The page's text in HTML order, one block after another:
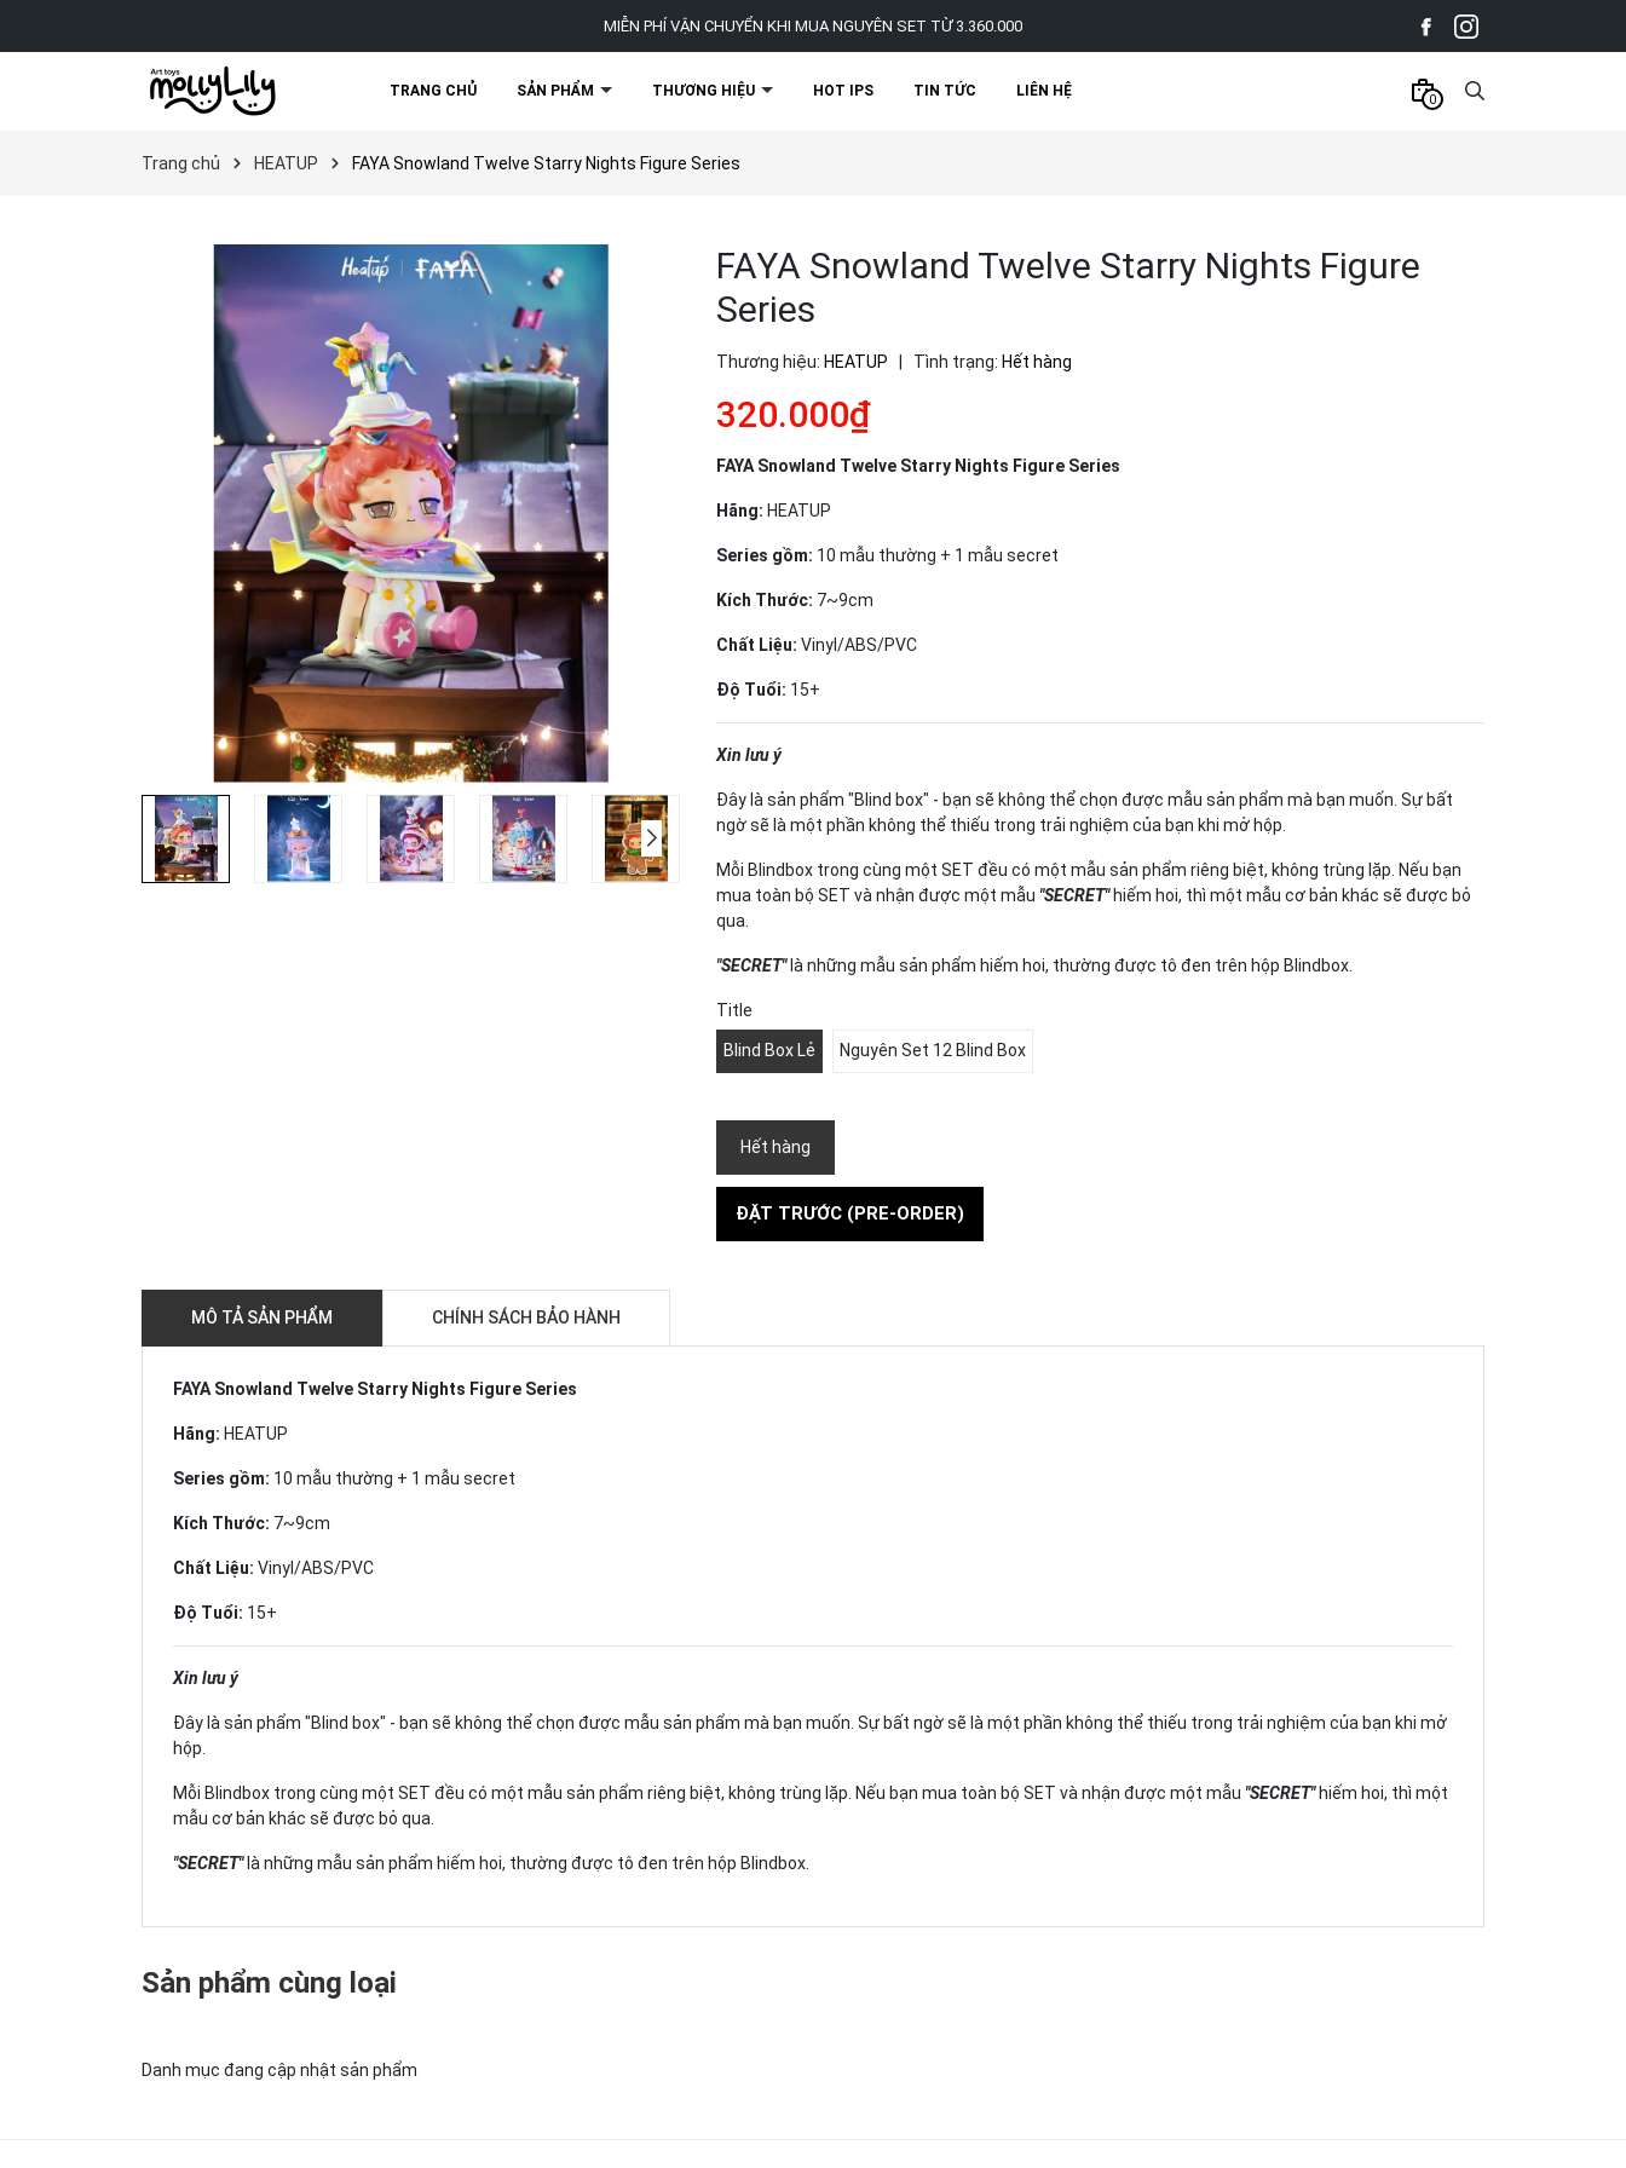
MIỄN PHÍ VẬN CHUYỂN KHI MUA NGUYÊN SET TỪ 3.360.000
TRANG CHỦ SẢN PHẨM THƯƠNG HIỆU HOT IPS TIN TỨC LIÊN HỆ
0
Trang chủ HEATUP FAYA Snowland Twelve Starry Nights Figure Series
FAYA Snowland Twelve Starry Nights Figure
Series
Thương hiệu: HEATUP | Tình trạng: Hết hàng
320.000₫
FAYA Snowland Twelve Starry Nights Figure Series
Hãng: HEATUP
Series gồm: 10 mẫu thường + 1 mẫu secret
Kích Thước: 7~9cm
Chất Liệu: Vinyl/ABS/PVC
Độ Tuổi: 15+
Xin lưu ý
Đây là sản phẩm "Blind box" - bạn sẽ không thể chọn được mẫu sản phẩm mà bạn muốn. Sự bất
ngờ sẽ là một phần không thể thiếu trong trải nghiệm của bạn khi mở hộp.
Mỗi Blindbox trong cùng một SET đều có một mẫu sản phẩm riêng biệt, không trùng lặp. Nếu bạn
mua toàn bộ SET và nhận được một mẫu "SECRET"hiếm hoi, thì một mẫu cơ bản khác sẽ được bỏ
qua.
"SECRET"là những mẫu sản phẩm hiếm hoi, thường được tô đen trên hộp Blindbox.
Title
Blind Box Lẻ Nguyên Set 12 Blind Box
Hết hàng
ĐẶT TRƯỚC (PRE-ORDER)
MÔ TẢ SẢN PHẨM CHÍNH SÁCH BẢO HÀNH
FAYA Snowland Twelve Starry Nights Figure Series
Hãng: HEATUP
Series gồm: 10 mẫu thường + 1 mẫu secret
Kích Thước: 7~9cm
Chất Liệu: Vinyl/ABS/PVC
Độ Tuổi: 15+
Xin lưu ý
Đây là sản phẩm "Blind box" - bạn sẽ không thể chọn được mẫu sản phẩm mà bạn muốn. Sự bất ngờ sẽ là một phần không thể thiếu trong trải nghiệm của bạn khi mở
hộp.
Mỗi Blindbox trong cùng một SET đều có một mẫu sản phẩm riêng biệt, không trùng lặp. Nếu bạn mua toàn bộ SET và nhận được một mẫu "SECRET"hiếm hoi, thì một
mẫu cơ bản khác sẽ được bỏ qua.
"SECRET"là những mẫu sản phẩm hiếm hoi, thường được tô đen trên hộp Blindbox.
Sản phẩm cùng loại
Danh mục đang cập nhật sản phẩm